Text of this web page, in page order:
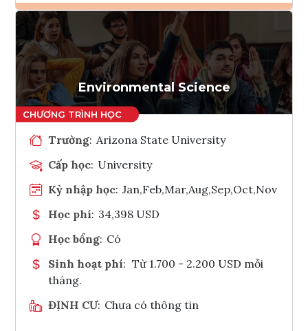
Ghi danh
Tham vấn Interlink
Environmental Science
Trường: Arizona State University
Cấp học: University
Kỳ nhập học: Jan,Feb,Mar,Aug,Sep,Oct,Nov
Học phí: 34,398 USD
Học bổng: Có
Sinh hoạt phí: Từ 1.700 - 2.200 USD mỗi
tháng.
ĐỊNH CƯ: Chưa có thông tin